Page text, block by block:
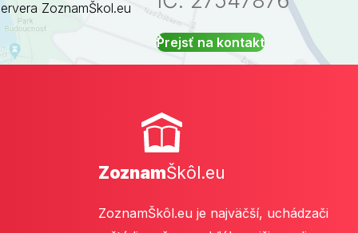
ZoznamŠkol.eu
Prejsť na kontakt
ZoznamŠkôl.eu
ZoznamŠkôl.eu je najväčší, uchádzači